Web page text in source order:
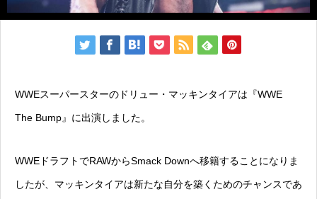
WWEスーパースターのドリュー・マッキンタイアは『WWE
The Bump』に出演しました。
WWEドラフトでRAWからSmack Downへ移籍することになりま
したが、マッキンタイアは新たな自分を築くためのチャンスであ